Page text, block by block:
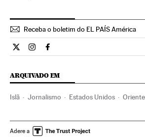
Receba o boletim do EL PAÍS América
Internacional El País Brasil en Twitter
Internacional El País Brasil en
Internacional El País Brasil
ARQUIVADO EM
Islã Jornalismo Estados Unidos
Correspondentes guerra
Adere a